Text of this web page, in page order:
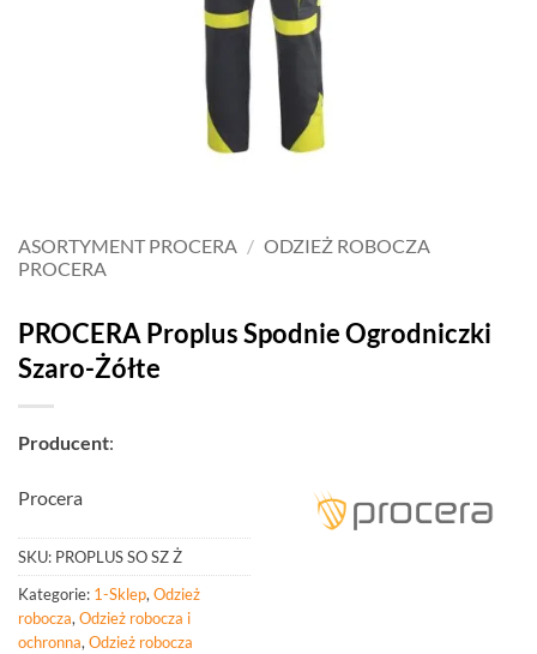
ASORTYMENT PROCERA / ODZIEŻ ROBOCZA
PROCERA
PROCERA Proplus Spodnie Ogrodniczki
Szaro-Żółte
Producent:
Procera
SKU: PROPLUS SO SZ Ż
Kategorie: 1-Sklep, Odzież
robocza, Odzież robocza i
ochronna, Odzież robocza